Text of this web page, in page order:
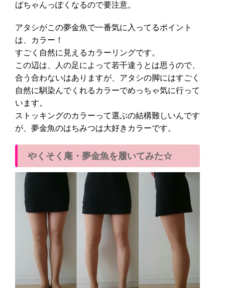
ばちゃんっぽくなるので要注意。
アタシがこの夢金魚で一番気に入ってるポイント
は、カラー！
すごく自然に見えるカラーリングです。
この辺は、人の足によって若干違うとは思うので、
合う合わないはありますが、アタシの脚にはすごく
自然に馴染んでくれるカラーでめっちゃ気に行って
います。
ストッキングのカラーって選ぶの結構難しいんです
が、夢金魚のはちみつは大好きカラーです。
やくそく庵・夢金魚を履いてみた☆